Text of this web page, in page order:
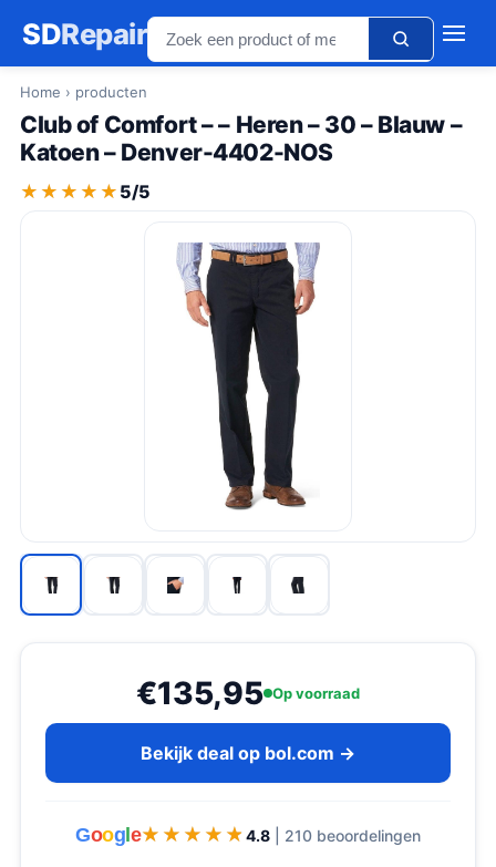
SDRepair
Home › producten
Club of Comfort – – Heren – 30 – Blauw –
Katoen – Denver-4402-NOS
★★★★★
★★★★★ 5/5
€135,95 Op voorraad
Bekijk deal op bol.com →
Goog e★★★★★
★★★★★ 4.8 | 210 beoordelingen